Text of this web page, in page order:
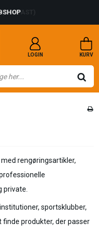
LOGIN KURV
rengøringsartikler,
private.
sportsklubber,
produkter, der passer